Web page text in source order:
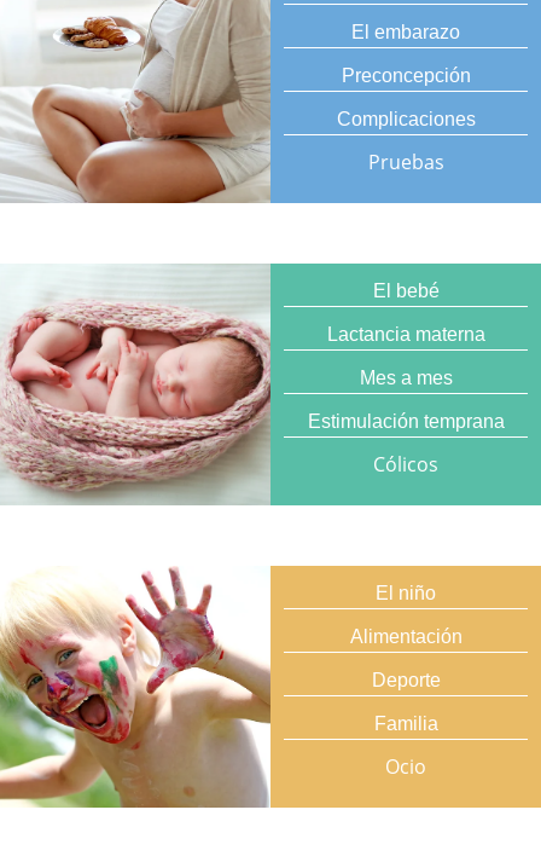
El embarazo
Preconcepción
Complicaciones
Pruebas
El bebé
Lactancia materna
Mes a mes
Estimulación temprana
Cólicos
El niño
Alimentación
Deporte
Familia
Ocio